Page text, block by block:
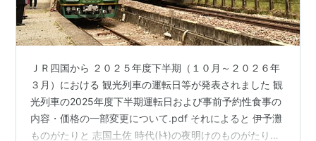
ＪＲ四国から ２０２５年度下半期（１０月～２０２６年
３月）における 観光列車の運転日等が発表されました 観
光列車の2025年度下半期運転日および事前予約性食事の
内容・価格の一部変更について.pdf それによると 伊予灘
ものがたりと 志国土佐 時代(ﾄｷ)の夜明けのものがたりに